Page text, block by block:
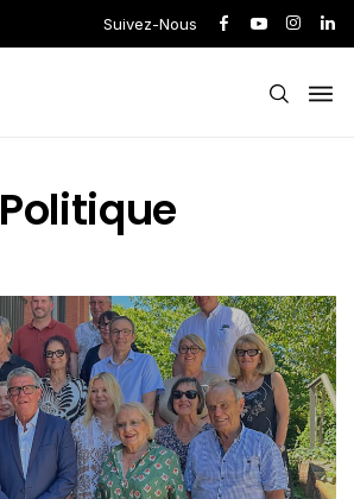
Suivez-Nous
Politique